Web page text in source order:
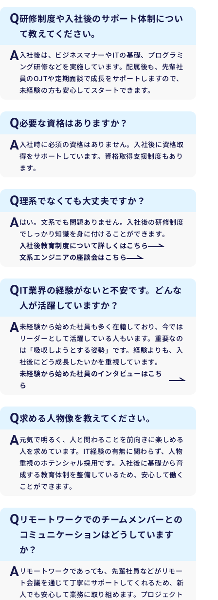
Q研修制度や入社後のサポート体制につい
て教えてください。
A入社後は、ビジネスマナーやITの基礎、プログラミ
ング研修などを実施しています。配属後も、先輩社
員のOJTや定期面談で成長をサポートしますので、
未経験の方も安心してスタートできます。
Q必要な資格はありますか？
A入社時に必須の資格はありません。入社後に資格取
得をサポートしています。資格取得支援制度もあり
ます。
Q理系でなくても大丈夫ですか？
Aはい。文系でも問題ありません。入社後の研修制度
でしっかり知識を身に付けることができます。
入社後教育制度について詳しくはこちら
文系エンジニアの座談会はこちら
QIT業界の経験がないと不安です。どんな
人が活躍していますか？
A未経験から始めた社員も多く在籍しており、今では
リーダーとして活躍している人もいます。重要なの
は「吸収しようとする姿勢」です。経験よりも、入
社後にどう成長したいかを重視しています。
未経験から始めた社員のインタビューはこち
ら
Q求める人物像を教えてください。
A元気で明るく、人と関わることを前向きに楽しめる
人を求めています。IT経験の有無に関わらず、人物
重視のポテンシャル採用です。入社後に基礎から育
成する教育体制を整備しているため、安心して働く
ことができます。
Qリモートワークでのチームメンバーとの
コミュニケーションはどうしています
か？
A リモートワークであっても、先輩社員などがリモー
ト会議を通じて丁寧にサポートしてくれるため、新
人でも安心して業務に取り組めます。プロジェクト